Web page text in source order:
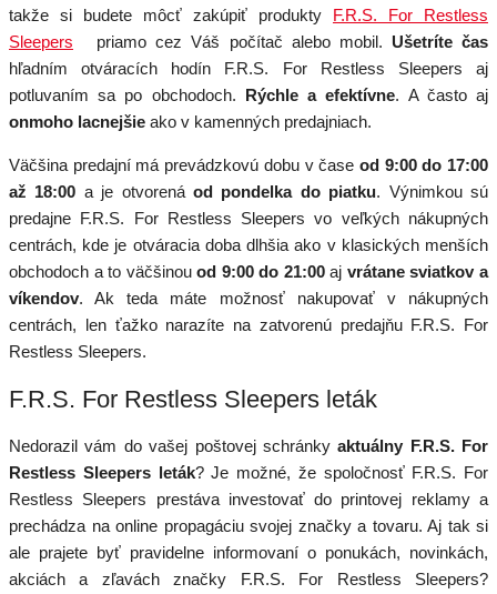
takže si budete môcť zakúpiť produkty F.R.S. For Restless
Sleepers
priamo cez Váš počítač alebo mobil. Ušetríte čas
hľadním otváracích hodín F.R.S. For Restless Sleepers aj
potluvaním sa po obchodoch. Rýchle a efektívne. A často aj
onmoho lacnejšie ako v kamenných predajniach.
Väčšina predajní má prevádzkovú dobu v čase od 9:00 do 17:00
až 18:00 a je otvorenáod pondelka do piatku. Výnimkou sú
predajne F.R.S. For Restless Sleepers vo veľkých nákupných
centrách, kde je otváracia doba dlhšia ako v klasických menších
obchodoch a to väčšinouod 9:00 do 21:00aj vrátane sviatkov a
víkendov. Ak teda máte možnosť nakupovať v nákupných
centrách, len ťažko narazíte na zatvorenú predajňu F.R.S. For
Restless Sleepers.
F.R.S. For Restless Sleepers leták
Nedorazil vám do vašej poštovej schránkyaktuálny F.R.S. For
Restless Sleepers leták? Je možné, že spoločnosť F.R.S. For
Restless Sleepers prestáva investovať do printovej reklamy a
prechádza na online propagáciu svojej značky a tovaru. Aj tak si
ale prajete byť pravidelne informovaní o ponukách, novinkách,
akciách a zľavách značky F.R.S. For Restless Sleepers?